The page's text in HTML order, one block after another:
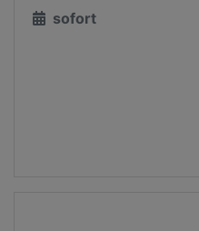
sofort